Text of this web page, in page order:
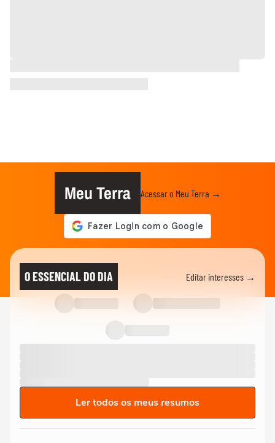
Meu Terra Acessar o Meu Terra →
O ESSENCIAL DO DIA Editar interesses →
Ler todos os meus resumos